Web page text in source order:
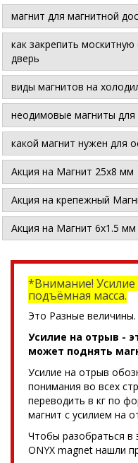
магнит для магнитной
как закрепить
дверь
виды магнитов на
неодимовые магниты для
какой магнит нужен для
Акция на Магнит 25х8 мм
Акция на крепежный
Акция на Магнит 6х1.5 мм
*Внимание!
подъёмная масса.
Это Разные величины.
Усилие на отрыв -
может поднять
Усилие на отрыв
понимания во всех
переводить в кг по
магнит с усилием на
Чтобы разобраться в
ONYX magnet нашли